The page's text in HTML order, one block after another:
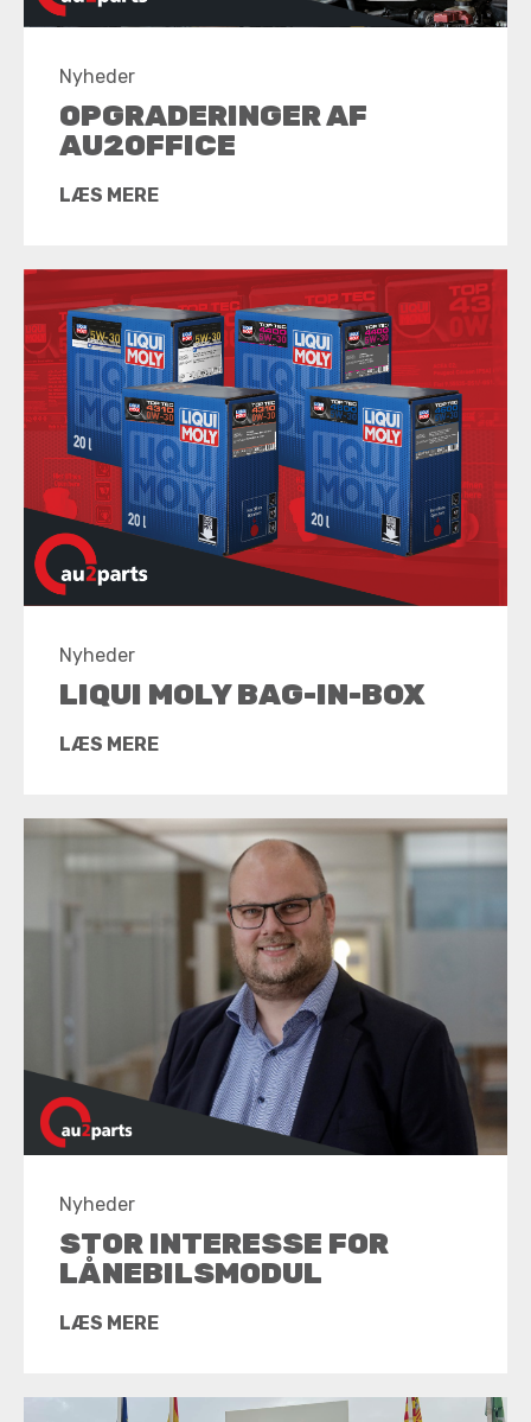
Nyheder
OPGRADERINGER AF
AU2OFFICE
LÆS MERE
Nyheder
LIQUI MOLY BAG-IN-BOX
LÆS MERE
Nyheder
STOR INTERESSE FOR
LÅNEBILSMODUL
LÆS MERE